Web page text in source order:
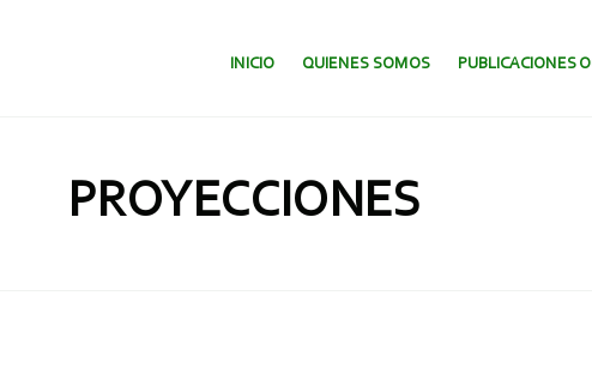
SALTAR AL CONTENIDO.
INICIO QUIENES SOMOS PUBLICACIONES
PROYECCIONES